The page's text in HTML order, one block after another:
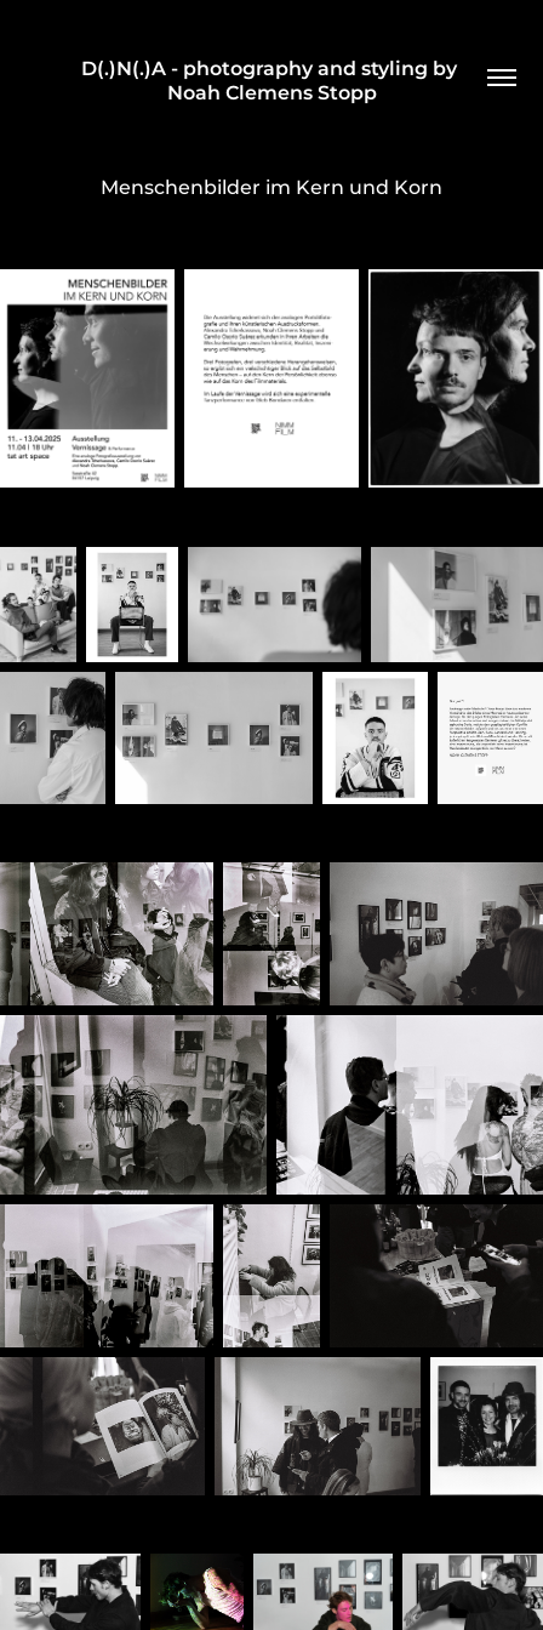
D(.)N(.)A - photography and styling by
Noah Clemens Stopp
Menschenbilder im Kern und Korn